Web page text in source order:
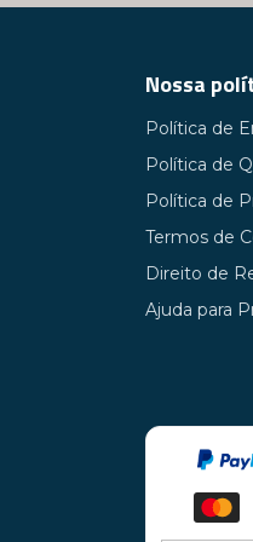
A
Nossa
Política de
Política de
Política de
Termos de
Direito de
Ajuda para